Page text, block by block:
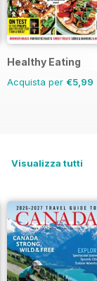
Healthy Eating
Acquista per €5,99
Visualizza tutti